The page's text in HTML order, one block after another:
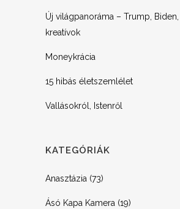
Új világpanoráma – Trump,
kreatívok
Moneykrácia
15 hibás életszemlélet
Vallásokról, Istenről
KATEGÓRIÁK
Anasztázia (73)
Ásó Kapa Kamera (19)